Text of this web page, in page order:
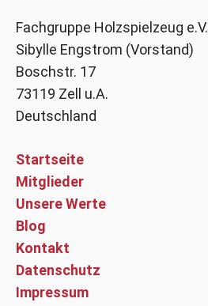
Fachgruppe Holzspielzeug e.V.
Sibylle Engstrom (Vorstand)
Boschstr. 17
73119 Zell u.A.
Deutschland
Startseite
Mitglieder
Unsere Werte
Blog
Kontakt
Datenschutz
Impressum